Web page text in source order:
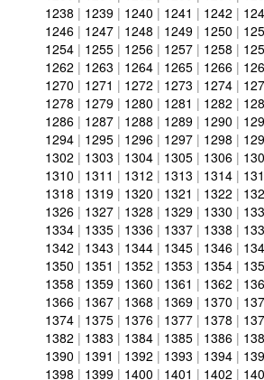
1238 | 1239 | 1240 | 1241 | 1242 |
1246 | 1247 | 1248 | 1249 | 1250 |
1254 | 1255 | 1256 | 1257 | 1258 |
1262 | 1263 | 1264 | 1265 | 1266 |
1270 | 1271 | 1272 | 1273 | 1274 |
1278 | 1279 | 1280 | 1281 | 1282 |
1286 | 1287 | 1288 | 1289 | 1290 |
1294 | 1295 | 1296 | 1297 | 1298 |
1302 | 1303 | 1304 | 1305 | 1306 |
1310 | 1311 | 1312 | 1313 | 1314 |
1318 | 1319 | 1320 | 1321 | 1322 |
1326 | 1327 | 1328 | 1329 | 1330 |
1334 | 1335 | 1336 | 1337 | 1338 |
1342 | 1343 | 1344 | 1345 | 1346 |
1350 | 1351 | 1352 | 1353 | 1354 |
1358 | 1359 | 1360 | 1361 | 1362 |
1366 | 1367 | 1368 | 1369 | 1370 |
1374 | 1375 | 1376 | 1377 | 1378 |
1382 | 1383 | 1384 | 1385 | 1386 |
1390 | 1391 | 1392 | 1393 | 1394 |
1398 | 1399 | 1400 | 1401 | 1402 |